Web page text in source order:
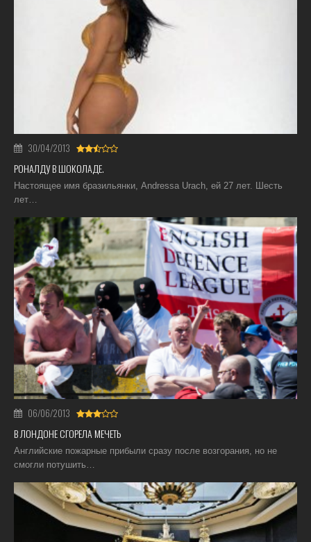
30/04/2013
РОНАЛДУ В ШОКОЛАДЕ.
Настоящее имя бразильянки, Andressa Urach, ей 27 лет. Шесть
лет…
06/06/2013
В ЛОНДОНЕ СГОРЕЛА МЕЧЕТЬ
Английские пожарные прибыли сразу после возгорания, но не
смогли потушить…